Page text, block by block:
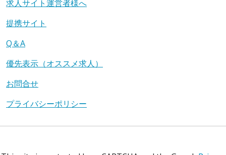
求人サイト運営者様へ
提携サイト
Q＆A
優先表示（オススメ求人）
お問合せ
プライバシーポリシー